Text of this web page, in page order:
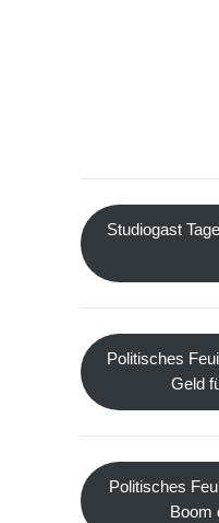
Studiogast
Politisches
Geld
Politisches
Boom